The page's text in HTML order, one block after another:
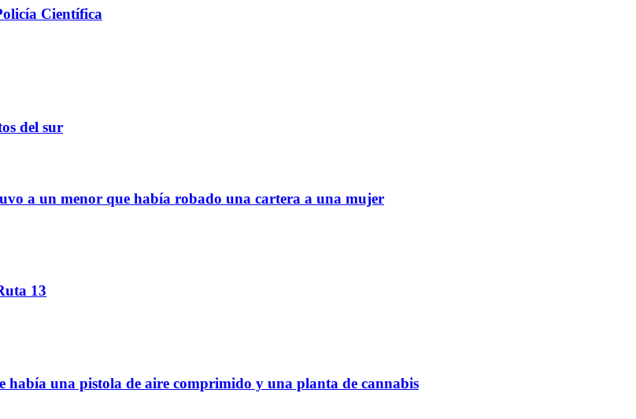
Científica
a un menor que había robado una cartera a una mujer
13
una pistola de aire comprimido y una planta de cannabis
del sur